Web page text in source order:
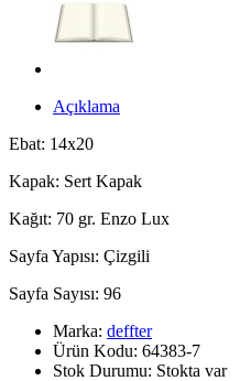
Açıklama
Ebat: 14x20
Kapak: Sert Kapak
Kağıt: 70 gr. Enzo Lux
Sayfa Yapısı: Çizgili
Sayfa Sayısı: 96
Marka: deffter
Ürün Kodu: 64383-7
Stok Durumu: Stokta var